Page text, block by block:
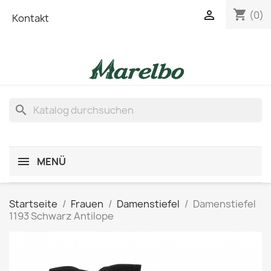
Kontakt shopping_cart (0)

search
MENÜ
Startseite Frauen Damenstiefel
Damenstiefel
1193 Schwarz Antilope